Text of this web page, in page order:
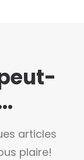
articles
plaire!